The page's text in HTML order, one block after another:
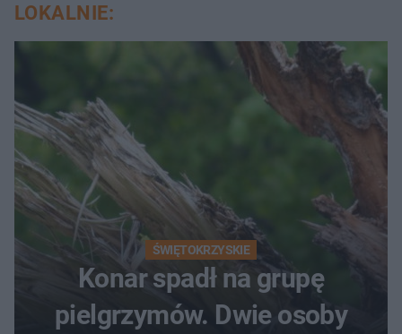
LOKALNIE:
ŚWIĘTOKRZYSKIE
Konar spadł na grupę
pielgrzymów. Dwie osoby